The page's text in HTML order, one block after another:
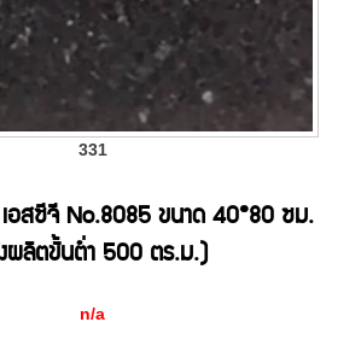
331
เอสซีจี No.8085 ขนาด 40*80 ซม.
ผลิตขั้นต่ำ 500 ตร.ม.)
n/a